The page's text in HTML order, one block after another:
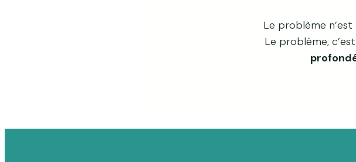
Le problème
Le problème,